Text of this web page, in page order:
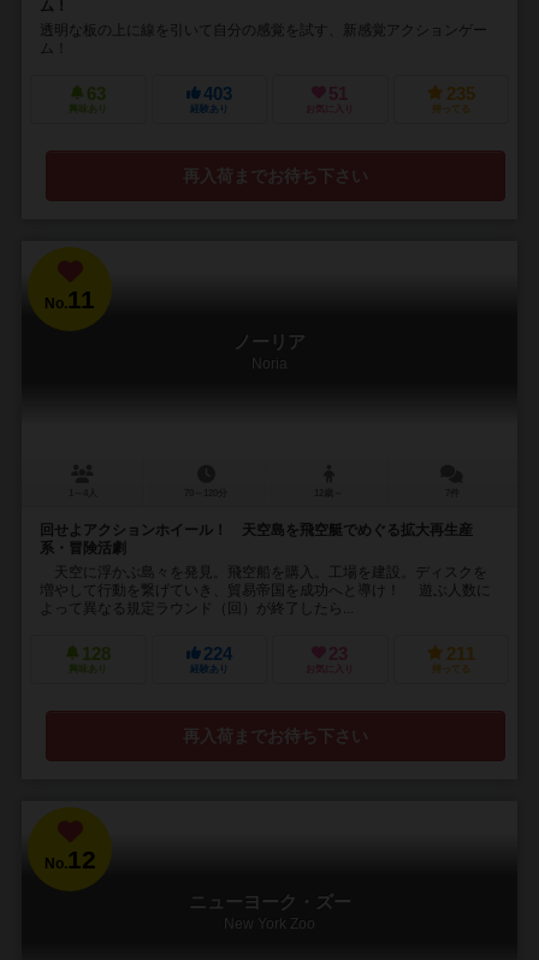
ム！
透明な板の上に線を引いて自分の感覚を試す、新感覚アクションゲー
ム！
63
興味あり
403
経験あり
51
お気に入り
235
持ってる
再入荷までお待ち下さい
No.11
ノーリア
Noria
回せよアクションホイール！ 天空島を飛空艇でめぐる拡大再生産
系・冒険活劇
天空に浮かぶ島々を発見。飛空船を購入。工場を建設。ディスクを
増やして行動を繋げていき、貿易帝国を成功へと導け！ 遊ぶ人数に
よって異なる規定ラウンド（回）が終了したら...
128
興味あり
224
経験あり
23
お気に入り
211
持ってる
再入荷までお待ち下さい
No.12
ニューヨーク・ズー
New York Zoo